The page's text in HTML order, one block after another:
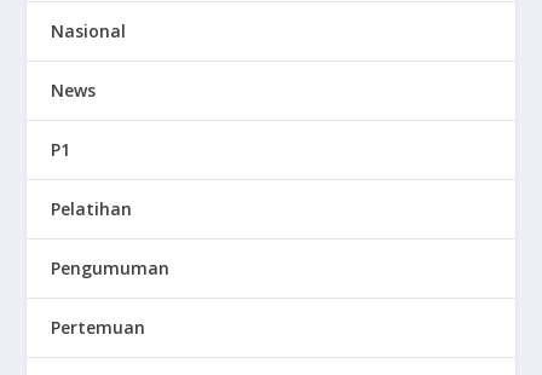
Nasional
News
P1
Pelatihan
Pengumuman
Pertemuan